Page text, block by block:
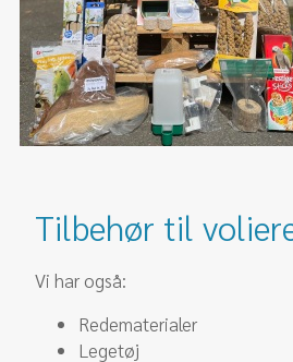
Tilbehør til
​Vi har også:
Redematerialer
Legetøj